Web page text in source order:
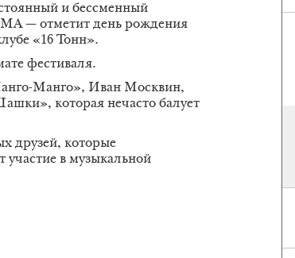
и бессменный
— отметит день рождения
«16 Тонн».
фестиваля.
Манго», Иван Москвин,
которая нечасто балует
друзей, которые
участие в музыкальной